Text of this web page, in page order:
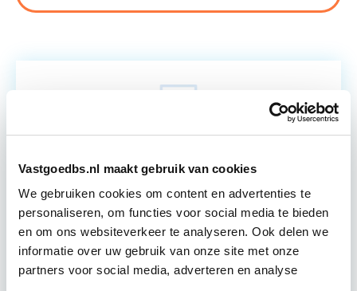
Vastgoedbs.nl maakt gebruik van cookies
We gebruiken cookies om content en advertenties te
personaliseren, om functies voor social media te bieden
en om ons websiteverkeer te analyseren. Ook delen we
informatie over uw gebruik van onze site met onze
partners voor social media, adverteren en analyse
De opleiding Vastgoedmanagement biedt een
helder, integraal denk- en werkmodel om op
strategisch en tactisch niveau jouw
vastgoedportefeuille optimaal te exploiteren.
Lees verder